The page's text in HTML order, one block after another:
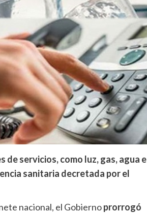
servicios, como luz, gas, agua e
sanitaria decretada por el
nacional, el Gobiernoprorrogó